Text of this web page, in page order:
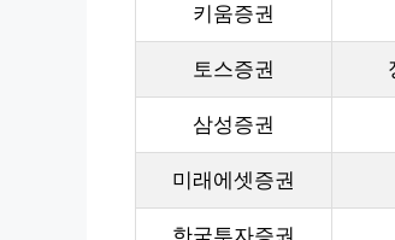
키움증권
토스증권
삼성증권
미래에셋증권
한국투자증권